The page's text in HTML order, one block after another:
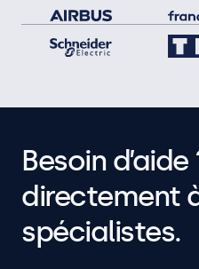
Besoin d’aide
directement
spécialistes.